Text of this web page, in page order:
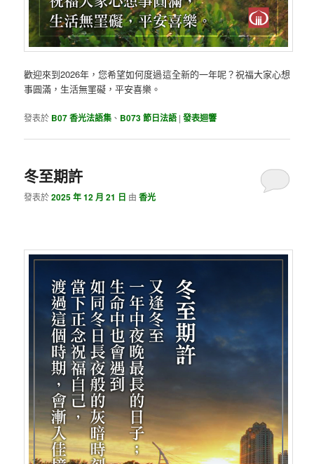
歡迎來到2026年，您希望如何度過這全新的一年呢？祝福大家心想
事圓滿，生活無罣礙，平安喜樂。
發表於 B07 香光法語集 、 B073 節日法語 |發表迴響
冬至期許
發表於2025 年 12 月 21 日 由香光